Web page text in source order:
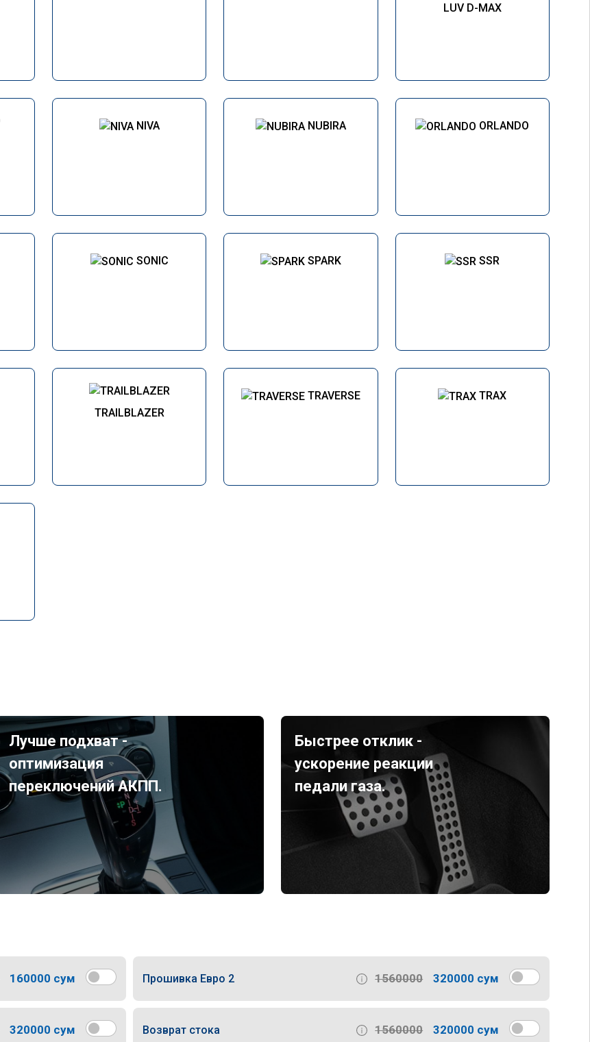
LUV D-MAX
NIVA NUBIRA ORLANDO
SONIC SPARK SSR
TRAILBLAZER
TRAVERSE TRAX
Лучше подхват -
оптимизация
переключений АКПП.
Быстрее отклик -
ускорение реакции
педали газа.
160000 сум Прошивка Евро 2 1560000 320000 сум
320000 сум Возврат стока 1560000 320000 сум